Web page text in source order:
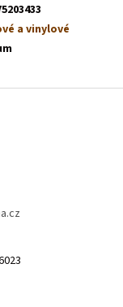
a vinylové